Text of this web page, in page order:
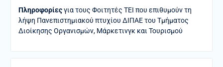
Πληροφορίεςγια τους Φοιτητές ΤΕΙ που επιθυμούν τη
λήψη Πανεπιστημιακού πτυχίου ΔΙΠΑΕ του Τμήματος
Διοίκησης Οργανισμών, Μάρκετινγκ και Τουρισμού